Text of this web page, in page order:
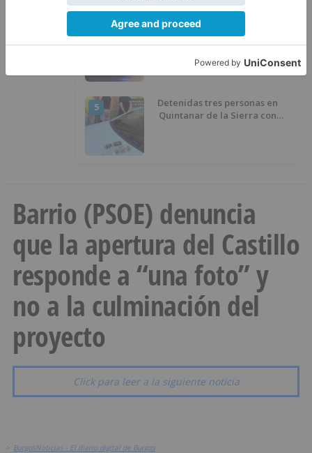
Detienen a un joven de 27 años
5
Detenidas tres personas en
Quintanar de la Sierra con
Barrio (PSOE) denuncia
que la apertura del Castillo
responde a “una foto” y
no a la culminación del
proyecto
Click para leer a la siguiente noticia
> BurgosNoticias - El diario digital de Burgos